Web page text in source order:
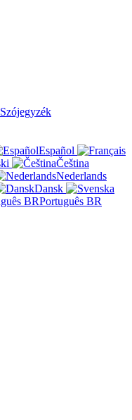
Szójegyzék
Español
Čeština
Nederlands
Dansk
Português BR